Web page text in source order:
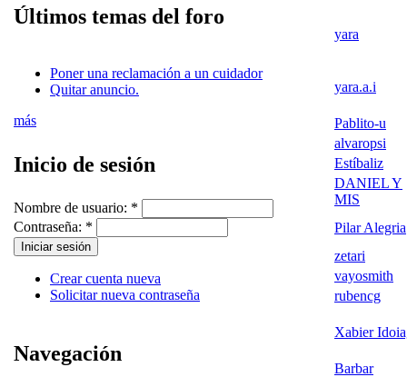
Últimos temas del foro
Poner una reclamación a un cuidador
Quitar anuncio.
más
Inicio de sesión
Nombre de usuario: *
Contraseña: *
Crear cuenta nueva
Solicitar nueva contraseña
Navegación
yara
yara.a.i
Pablito-u
alvaropsi
Estíbaliz
DANIEL Y
MIS
Pilar Alegria
zetari
vayosmith
rubencg
Xabier
Barbar